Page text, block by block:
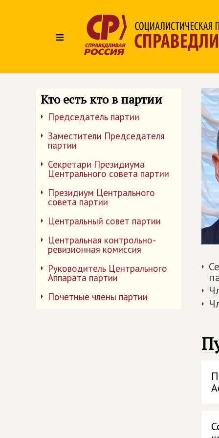
≡
Кто есть кто в партии
Председатель партии
Заместители Председателя
партии
Секретари Президиума
Центрального совета партии
Президиум Центрального
совета партии
Центральный совет партии
Центральная контрольно-
ревизионная комиссия
Руководитель Центрального
Аппарата партии
Почетные члены партии